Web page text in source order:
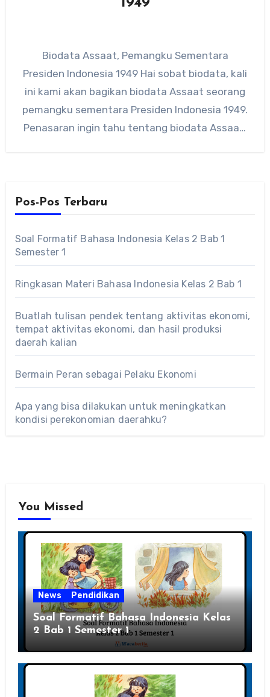
Biodata Assaat, Pemangku Sementara
Presiden Indonesia 1949 Hai sobat biodata, kali
ini kami akan bagikan biodata Assaat seorang
pemangku sementara Presiden Indonesia 1949.
Penasaran ingin tahu tentang biodata Assaat,
Pos-Pos Terbaru
Soal Formatif Bahasa Indonesia Kelas 2 Bab 1
Semester 1
Ringkasan Materi Bahasa Indonesia Kelas 2 Bab 1
Buatlah tulisan pendek tentang aktivitas ekonomi,
tempat aktivitas ekonomi, dan hasil produksi
daerah kalian
Bermain Peran sebagai Pelaku Ekonomi
Apa yang bisa dilakukan untuk meningkatkan
kondisi perekonomian daerahku?
You Missed
News Pendidikan
Soal Formatif Bahasa Indonesia Kelas
2 Bab 1 Semester 1